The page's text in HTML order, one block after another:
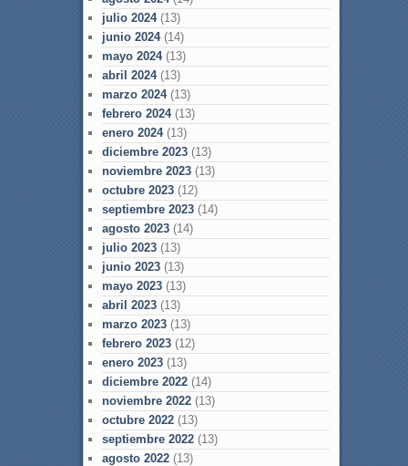
julio 2024(13)
junio 2024(14)
mayo 2024(13)
abril 2024(13)
marzo 2024(13)
febrero 2024(13)
enero 2024(13)
diciembre 2023(13)
noviembre 2023(13)
octubre 2023(12)
septiembre 2023(14)
agosto 2023(14)
julio 2023(13)
junio 2023(13)
mayo 2023(13)
abril 2023(13)
marzo 2023(13)
febrero 2023(12)
enero 2023(13)
diciembre 2022(14)
noviembre 2022(13)
octubre 2022(13)
septiembre 2022(13)
agosto 2022(13)